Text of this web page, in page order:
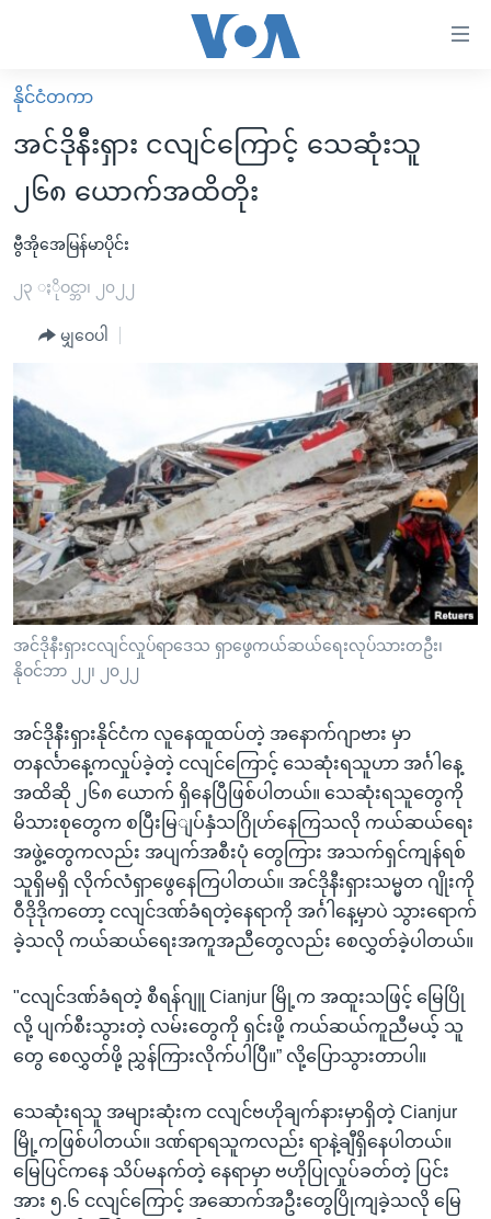
လွယ်ကူ
စေ
သည့်
Link
များ
ပင်မ
ကြည့်
ရန်
ပင်မ
အ
ညွန်း
စာမျက်နှာ
သို့
ကျော်
ကြည့်
ရန်
ရန်
နေရာ
သို့
ကျော်
ရန်
မူလစာမျက်နှာ
မြန်မာ
ကမ္ဘာ့သတင်းများ
နိုင်ငံတကာ
အစ္စရေး-ပါလက်စတိုင်း
ဗွီဒီယို
အင်္ဂလိပ်စာလေ့လာမယ်
မကြေးမုံရဲ့ အင်္ဂလိပ်စာ
ရုပ်ရှင်ထဲက အင်္ဂလိပ်စာ
သုတပဒေသာ အင်္ဂလိပ်စာ
ရေဒီယို
တီဗွီ
ရေဒီယိုနှင့်ရုပ်သံ အချက်အလက်များ
ရေဒီယို/တီဗွီအစီအစဉ်
Learning English
ဗွီအိုအေ လူမှုကွန်ယက်များ
နိုင်ငံတကာ
အင်ဒိုနီးရှား ငလျင်ကြောင့် သေဆုံးသူ
၂၆၈ ယောက်အထိတိုး
ဗွီအိုအေမြန်မာပိုင်း
၂၃ ႏိုဝင္ဘာ၊ ၂၀၂၂
မျှဝေပါ
အင်ဒိုနီးရှားငလျင်လှုပ်ရာဒေသ ရှာဖွေကယ်ဆယ်ရေးလုပ်သားတဦး၊
နိုဝင်ဘာ ၂၂၊ ၂၀၂၂
အင်ဒိုနီးရှားနိုင်ငံက လူနေထူထပ်တဲ့ အနောက်ဂျာဗား မှာ
တနင်္လာနေ့ကလှုပ်ခဲ့တဲ့ ငလျင်ကြောင့် သေဆုံးရသူဟာ အင်္ဂါနေ့
အထိဆို ၂၆၈ ယောက် ရှိနေပြီဖြစ်ပါတယ်။ သေဆုံးရသူတွေကို
မိသားစုတွေက စပြီးမြျပ်နှံသဂြိုဟ်နေကြသလို ကယ်ဆယ်ရေး
အဖွဲ့တွေကလည်း အပျက်အစီးပုံ တွေကြား အသက်ရှင်ကျန်ရစ်
သူရှိမရှိ လိုက်လံရှာဖွေနေကြပါတယ်။ အင်ဒိုနီးရှားသမ္မတ ဂျိုးကို
ဝီဒိုဒိုကတော့ ငလျင်ဒဏ်ခံရတဲ့နေရာကို အင်္ဂါနေ့မှာပဲ သွားရောက်
ခဲ့သလို ကယ်ဆယ်ရေးအကူအညီတွေလည်း စေလွှတ်ခဲ့ပါတယ်။
"ငလျင်ဒဏ်ခံရတဲ့ စီရန်ဂျူ Cianjur မြို့က အထူးသဖြင့် မြေပြို
လို့ ပျက်စီးသွားတဲ့ လမ်းတွေကို ရှင်းဖို့ ကယ်ဆယ်ကူညီမယ့် သူ
တွေ စေလွှတ်ဖို့ ညွှန်ကြားလိုက်ပါပြီ။” လို့ပြောသွားတာပါ။
သေဆုံးရသူ အများဆုံးက ငလျင်ဗဟိုချက်နားမှာရှိတဲ့ Cianjur
မြို့ကဖြစ်ပါတယ်။ ဒဏ်ရာရသူကလည်း ရာနဲ့ချီရှိနေပါတယ်။
မြေပြင်ကနေ သိပ်မနက်တဲ့ နေရာမှာ ဗဟိုပြုလှုပ်ခတ်တဲ့ ပြင်း
အား ၅.၆ ငလျင်ကြောင့် အဆောက်အဦးတွေပြိုကျခဲ့သလို မြေ